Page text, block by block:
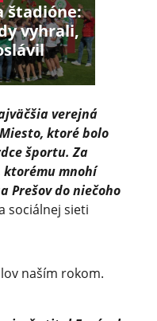
štadióne:
vyhrali,
verejná
ktoré bolo
športu. Za
ktorému mnohí
Prešov do niečoho
sociálnej sieti
naším rokom.